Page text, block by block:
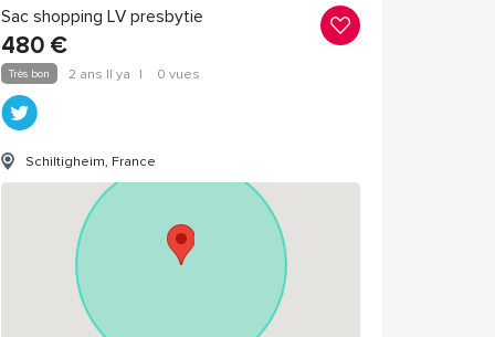
Sac shopping LV presbytie
480 €
Très bon 2 ans Il ya | 0 vues
Schiltigheim, France